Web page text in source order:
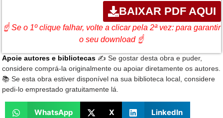
BAIXAR PDF AQUI
☝ Se o 1º clique falhar, volte a clicar pela 2ª vez: para garantir
o seu download ☝
Apoie autores e bibliotecas ✍️ Se gostar desta obra e puder,
considere comprá-la originalmente ou apoiar diretamente os autores.
📚 Se esta obra estiver disponível na sua biblioteca local, considere
pedi-lo emprestado gratuitamente lá.
WhatsApp X LinkedIn